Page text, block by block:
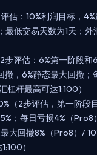
估：10%利润目标，4%
最低交易天数为1天；外
步评估：6%第一阶段和
撤，6%静态最大回撤；
杠杆最高可达1:100）
（2步评估，第一阶段
；每日亏损4%（Pro8
大回撤8%（Pro8）/
）